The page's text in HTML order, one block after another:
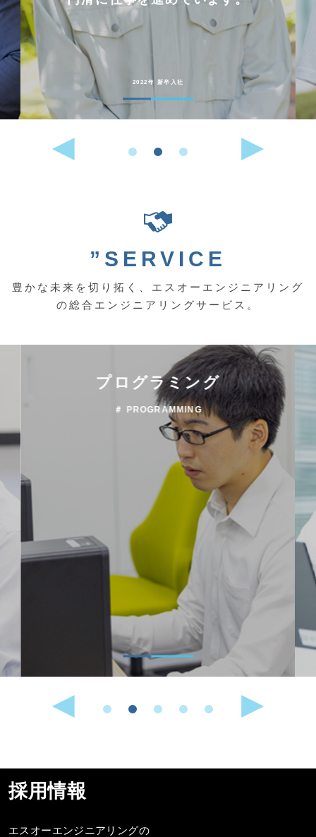
2022年 新卒入社
”SERVICE
豊かな未来を切り拓く、エスオーエンジニアリング
の総合エンジニアリングサービス。
プログラミング
＃ PROGRAMMING
採用情報
エスオーエンジニアリングの